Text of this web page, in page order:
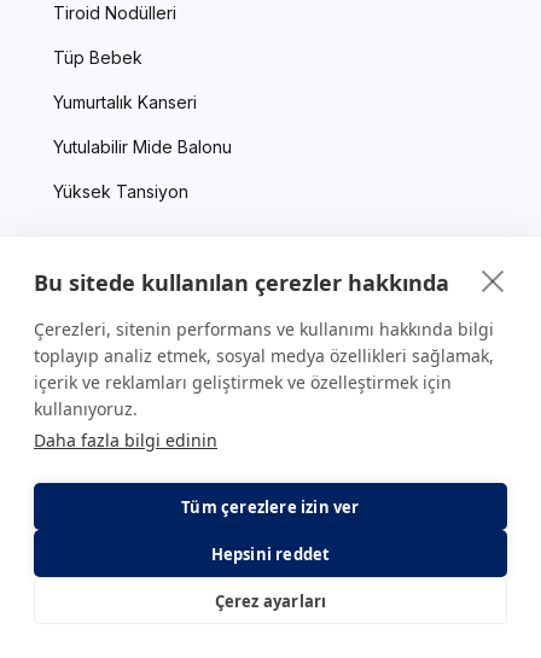
E-Randevu
Tiroid Nodülleri
Tüp Bebek
Yumurtalık Kanseri
Yutulabilir Mide Balonu
Yüksek Tansiyon
Kurumsal
Hakkımızda
Yönetim Kurulu
Belgelenmiş Kalite
Bu sitede kullanılan çerezler hakkında
Çerezleri, sitenin performans ve kullanımı hakkında bilgi
toplayıp analiz etmek, sosyal medya özellikleri sağlamak,
içerik ve reklamları geliştirmek ve özelleştirmek için
kullanıyoruz.
Daha fazla bilgi edinin
Tüm çerezlere izin ver
Hepsini reddet
Çerez ayarları